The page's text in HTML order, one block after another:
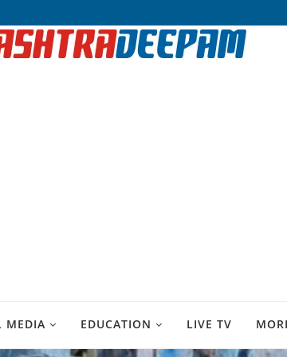
MEDIA EDUCATION LIVE TV